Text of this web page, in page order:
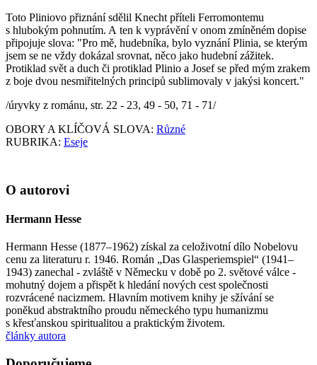
Toto Pliniovo přiznání sdělil Knecht příteli Ferromontemu
s hlubokým pohnutím. A ten k vyprávění v onom zmíněném dopise
připojuje slova: "Pro mě, hudebníka, bylo vyznání Plinia, se kterým
jsem se ne vždy dokázal srovnat, něco jako hudební zážitek.
Protiklad svět a duch či protiklad Plinio a Josef se před mým zrakem
z boje dvou nesmiřitelných principů sublimovaly v jakýsi koncert."
/úryvky z románu, str. 22 - 23, 49 - 50, 71 - 71/
OBORY A KLÍČOVÁ SLOVA: Různé
RUBRIKA: Eseje
O autorovi
Hermann Hesse
Hermann Hesse (1877–1962) získal za celoživotní dílo Nobelovu
cenu za literaturu r. 1946. Román „Das Glasperiemspiel“ (1941–
1943) zanechal - zvláště v Německu v době po 2. světové válce -
mohutný dojem a přispět k hledání nových cest společnosti
rozvrácené nacizmem. Hlavním motivem knihy je sžívání se
poněkud abstraktního proudu německého typu humanizmu
s křesťanskou spiritualitou a praktickým životem.
články autora